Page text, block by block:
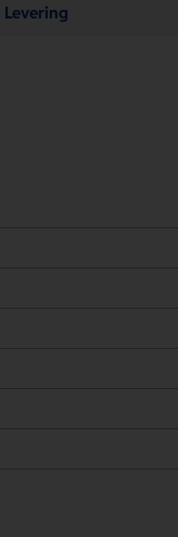
Levering